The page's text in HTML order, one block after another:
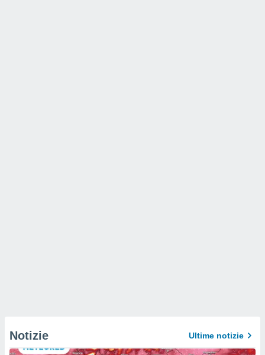
Notizie Ultime notizie